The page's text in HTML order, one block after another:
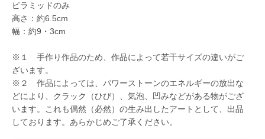
ピラミッドのみ
高さ：約6.5cm
幅：約9・3cm
※１ 手作り作品のため、作品によって若干サイズの違いがご
ざいます。
※２ 作品によっては、パワーストーンのエネルギーの放出な
どにより、クラック（ひび）、気泡、凹みなどがある物がござ
います。これも偶然（必然）の生み出したアートとして、出品
しております。あらかじめご了承ください。